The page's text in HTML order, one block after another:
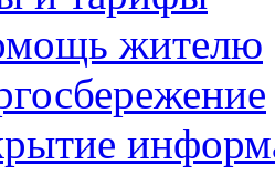
жителю